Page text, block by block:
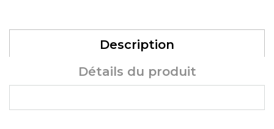
Description
Détails du produit